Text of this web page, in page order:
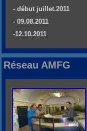
- début juillet.2011
- 09.08.2011
-12.10.2011
Réseau AMFG